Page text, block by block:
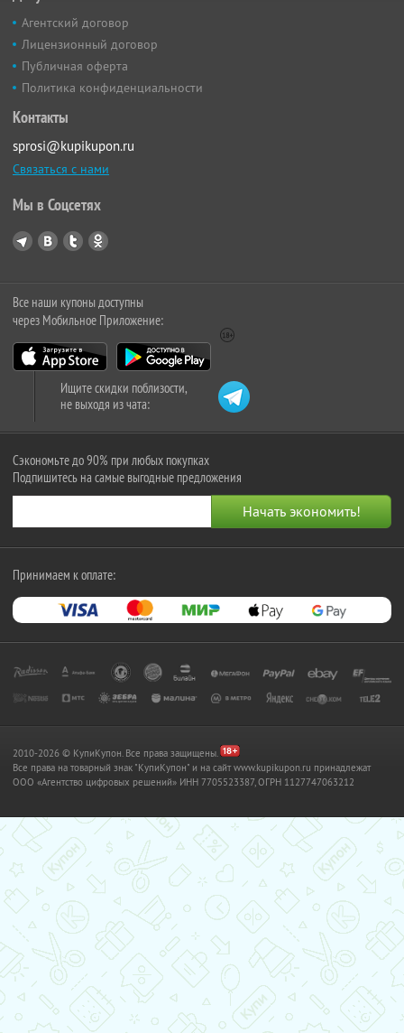
Агентский договор
Лицензионный договор
Публичная оферта
Политика конфиденциальности
Контакты
sprosi@kupikupon.ru
Связаться с нами
Мы в Соцсетях
Все наши купоны доступны
через Мобильное Приложение:
Ищите скидки поблизости,
не выходя из чата:
Сэкономьте до 90% при любых покупках
Подпишитесь на самые выгодные предложения
Принимаем к оплате:
2010-2026 © КупиКупон. Все права защищены.
Все права на товарный знак "КупиКупон" и на сайт www.kupikupon.ru принадлежат
OOO «Агентство цифровых решений» ИНН 7705523387, ОГРН 1127747063212